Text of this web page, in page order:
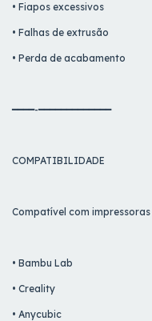
• Fiapos excessivos
• Falhas de extrusão
• Perda de acabamento
━━━━-━━━━━━━━━━━━━
COMPATIBILIDADE
Compatível com
• Bambu Lab
• Creality
• Anycubic